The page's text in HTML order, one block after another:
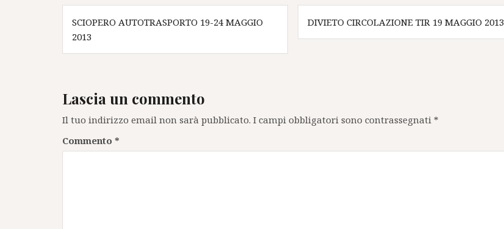
Navigazione
articoli
SCIOPERO AUTOTRASPORTO 19-24 MAGGIO
2013
DIVIETO CIRCOLAZIONE TIR 19 MAGGIO 2013
Lascia un commento
Il tuo indirizzo email non sarà pubblicato. I campi obbligatori sono contrassegnati *
Commento *